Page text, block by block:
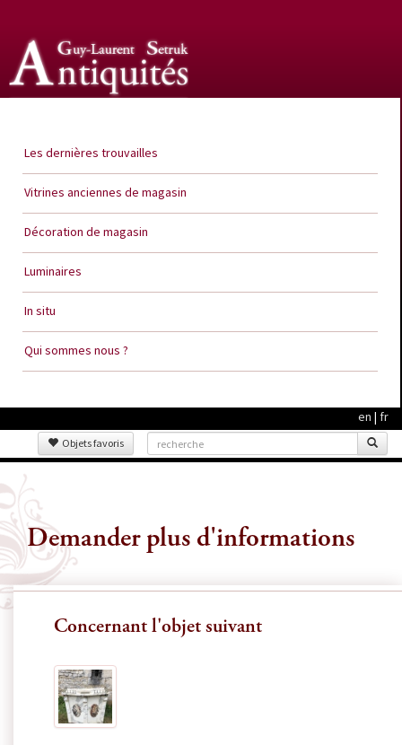
Les dernières trouvailles
Vitrines anciennes de magasin
Décoration de magasin
Luminaires
In situ
Qui sommes nous ?
en | fr
Objets favoris
Demander plus d'informations
Concernant l'objet suivant